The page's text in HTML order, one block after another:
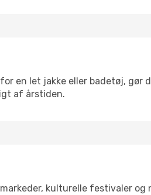
en let jakke eller badetøj,
af årstiden.
kulturelle festivaler og